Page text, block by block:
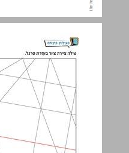
פעילות פתיחה ... 4